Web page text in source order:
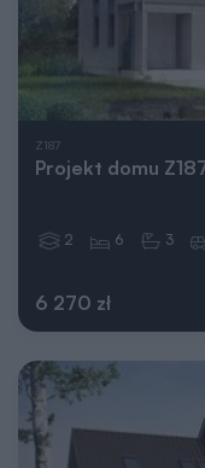
Z187
Projekt domu
6 270 zł
2 6 3